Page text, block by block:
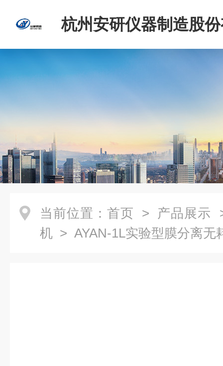
杭州安研仪器制造股
司
当前位置： 首页 > 产品展示
机 > AYAN-1L实验型膜分离无